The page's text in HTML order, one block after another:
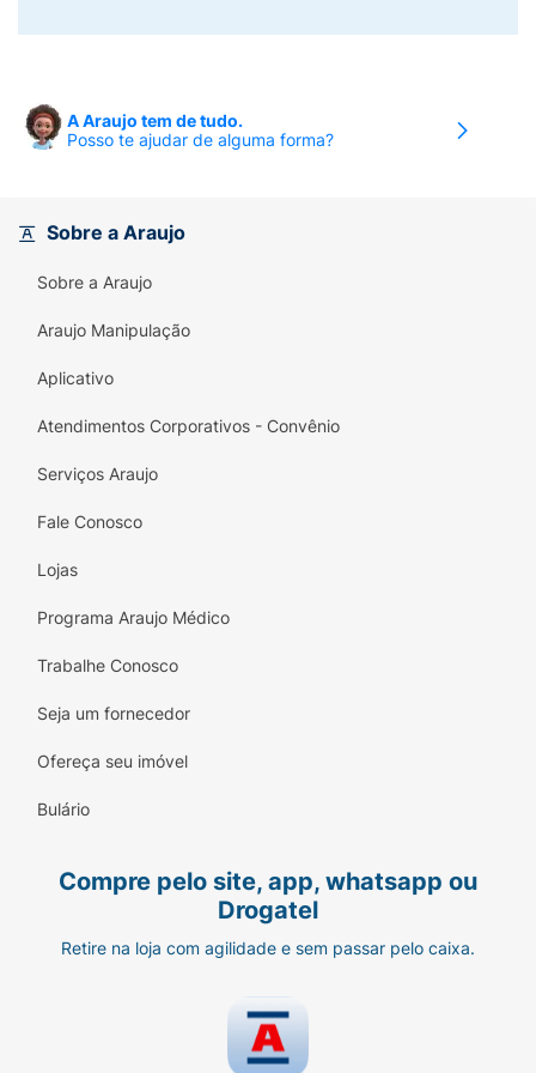
A Araujo tem de tudo.
Posso te ajudar de alguma forma?
Sobre a Araujo
Sobre a Araujo
Araujo Manipulação
Aplicativo
Atendimentos Corporativos - Convênio
Serviços Araujo
Fale Conosco
Lojas
Programa Araujo Médico
Trabalhe Conosco
Seja um fornecedor
Ofereça seu imóvel
Bulário
Compre pelo site, app, whatsapp ou
Drogatel
Retire na loja com agilidade e sem passar pelo caixa.